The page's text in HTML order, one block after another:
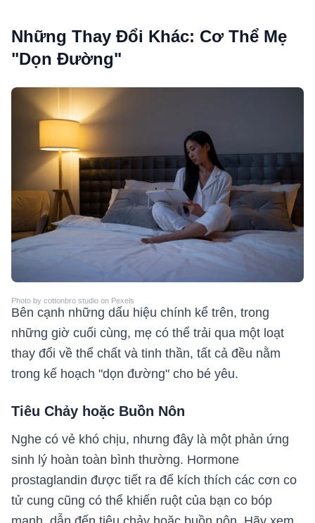
Những Thay Đổi Khác: Cơ Thể Mẹ
"Dọn Đường"
Photo by cottonbro studio on Pexels
Bên cạnh những dấu hiệu chính kể trên, trong
những giờ cuối cùng, mẹ có thể trải qua một loạt
thay đổi về thể chất và tinh thần, tất cả đều nằm
trong kế hoạch "dọn đường" cho bé yêu.
Tiêu Chảy hoặc Buồn Nôn
Nghe có vẻ khó chịu, nhưng đây là một phản ứng
sinh lý hoàn toàn bình thường. Hormone
prostaglandin được tiết ra để kích thích các cơn co
tử cung cũng có thể khiến ruột của bạn co bóp